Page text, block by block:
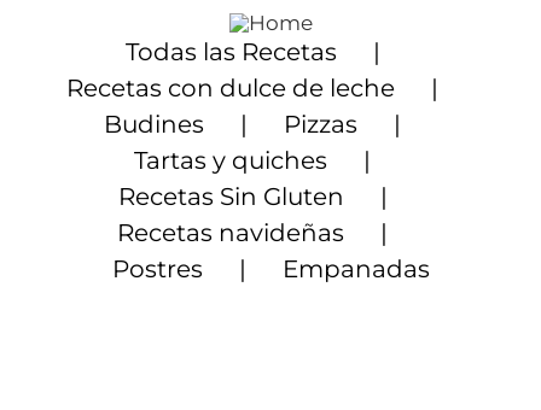
contenido
Todas las Recetas
Recetas con dulce de leche
Budines
Pizzas
Tartas y quiches
Recetas Sin Gluten
Recetas navideñas
Postres
Empanadas